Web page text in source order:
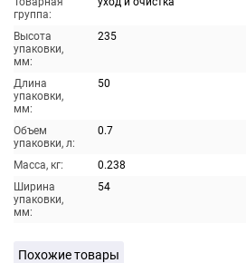
группа:
Высота
упаковки,
мм:
235
Длина
упаковки,
мм:
50
Объем
упаковки, л:
0.7
Масса, кг:
0.238
Ширина
упаковки,
мм:
54
Похожие товары